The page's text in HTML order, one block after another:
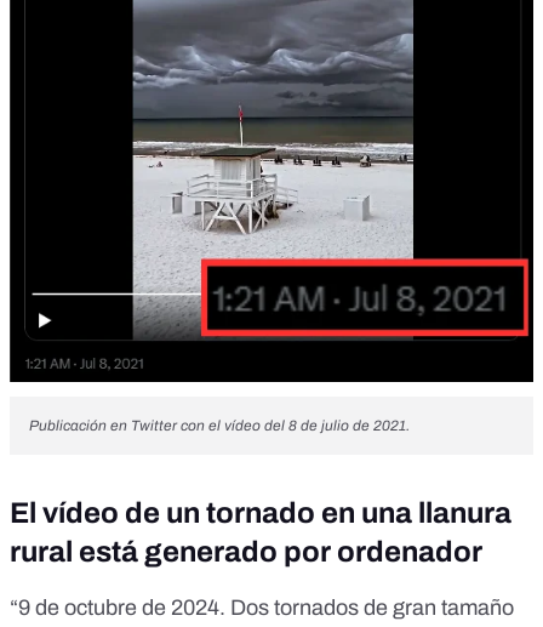
Publicación en Twitter con el vídeo del 8 de julio de 2021.
El vídeo de un tornado en una llanura
rural está generado por ordenador
“9 de octubre de 2024. Dos tornados de gran tamaño